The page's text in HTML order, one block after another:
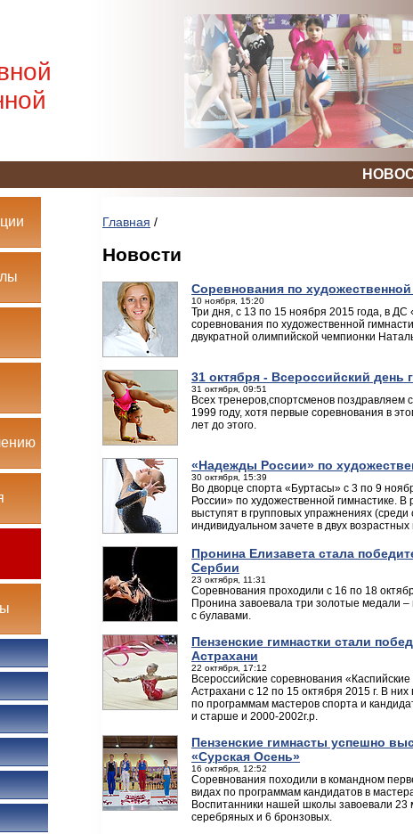
Главная /
Новости
Соревнования по художественной
10 ноября, 15:20
Три дня, с 13 по 15 ноября 2015 года, в ДС
соревнования по художественной
двукратной олимпийской чемпионки
31 октября - Всероссийский день
31 октября, 09:51
Всех тренеров,спортсменов поздравляем
1999 году, хотя первые соревнования в
лет до этого.
«Надежды России» по
30 октября, 15:39
Во дворце спорта «Буртасы» с 3 по 9
России» по художественной гимнастике.
выступят в групповых упражнениях
индивидуальном зачете в двух
Пронина Елизавета стала
Сербии
23 октября, 11:31
Соревнования проходили с 16 по 18
Пронина завоевала три золотые медали
с булавами.
Пензенские гимнастки стали
Астрахани
22 октября, 17:12
Всероссийские соревнования
Астрахани с 12 по 15 октября 2015 г. В
по программам мастеров спорта и
и старше и 2000-2002г.р.
Пензенские гимнасты успешно
«Сурская Осень»
16 октября, 12:52
Соревнования походили в командном
видах по программам кандидатов в
Воспитанники нашей школы завоевали 23
серебряных и 6 бронзовых.